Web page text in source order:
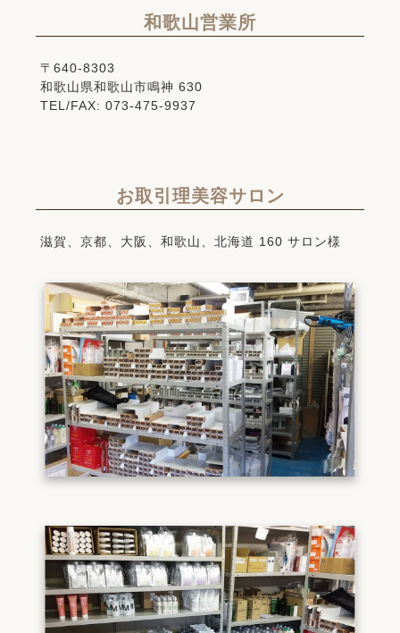
和歌山営業所
〒640-8303
和歌山県和歌山市鳴神 630
TEL/FAX: 073-475-9937
お取引理美容サロン
滋賀、京都、大阪、和歌山、北海道 160 サロン様